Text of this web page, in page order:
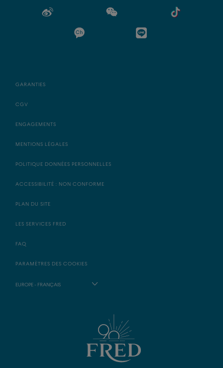
GARANTIES
CGV
ENGAGEMENTS
MENTIONS LÉGALES
POLITIQUE DONNÉES PERSONNELLES
ACCESSIBILITÉ : NON CONFORME
PLAN DU SITE
LES SERVICES FRED
FAQ
PARAMÈTRES DES COOKIES
EUROPE - FRANÇAIS